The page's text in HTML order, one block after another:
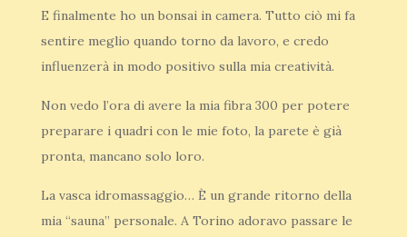
E finalmente ho un bonsai in camera. Tutto ciò mi fa
sentire meglio quando torno da lavoro, e credo
influenzerà in modo positivo sulla mia creatività.
Non vedo l’ora di avere la mia fibra 300 per potere
preparare i quadri con le mie foto, la parete è già
pronta, mancano solo loro.
La vasca idromassaggio… È un grande ritorno della
mia “sauna” personale. A Torino adoravo passare le